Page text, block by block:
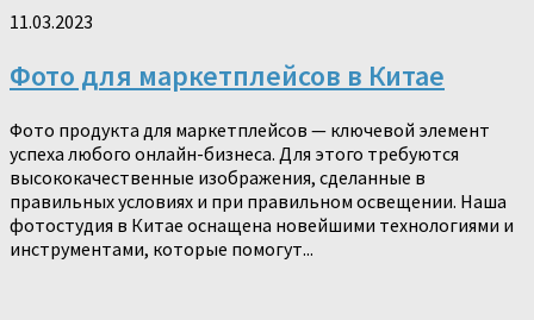
11.03.2023
Фото для маркетплейсов в Китае
Фото продукта для маркетплейсов — ключевой элемент
успеха любого онлайн-бизнеса. Для этого требуются
высококачественные изображения, сделанные в
правильных условиях и при правильном освещении. Наша
фотостудия в Китае оснащена новейшими технологиями и
инструментами, которые помогут...